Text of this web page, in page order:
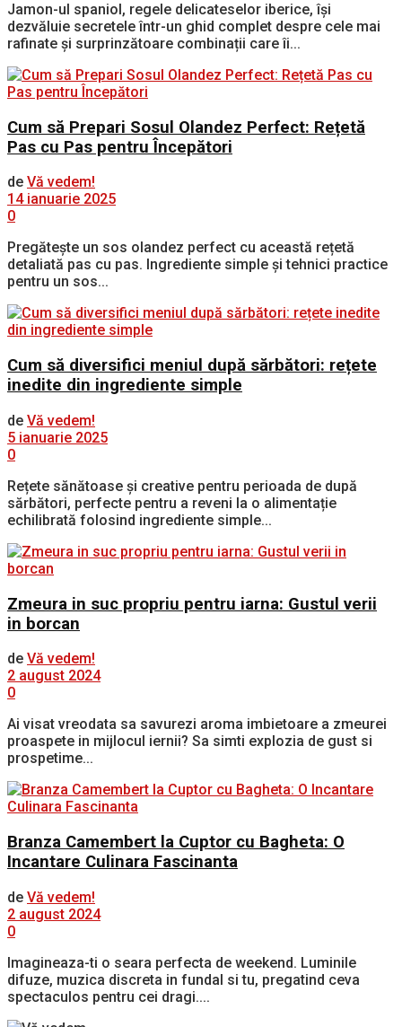
Jamon-ul spaniol, regele delicateselor iberice, își
dezvăluie secretele într-un ghid complet despre cele mai
rafinate și surprinzătoare combinații care îi...
Cum să Prepari Sosul Olandez Perfect: Rețetă
Pas cu Pas pentru Începători
de Vă vedem!
14 ianuarie 2025
0
Pregătește un sos olandez perfect cu această rețetă
detaliată pas cu pas. Ingrediente simple și tehnici practice
pentru un sos...
Cum să diversifici meniul după sărbători: rețete
inedite din ingrediente simple
de Vă vedem!
5 ianuarie 2025
0
Rețete sănătoase și creative pentru perioada de după
sărbători, perfecte pentru a reveni la o alimentație
echilibrată folosind ingrediente simple...
Zmeura in suc propriu pentru iarna: Gustul verii
in borcan
de Vă vedem!
2 august 2024
0
Ai visat vreodata sa savurezi aroma imbietoare a zmeurei
proaspete in mijlocul iernii? Sa simti explozia de gust si
prospetime...
Branza Camembert la Cuptor cu Bagheta: O
Incantare Culinara Fascinanta
de Vă vedem!
2 august 2024
0
Imagineaza-ti o seara perfecta de weekend. Luminile
difuze, muzica discreta in fundal si tu, pregatind ceva
spectaculos pentru cei dragi....